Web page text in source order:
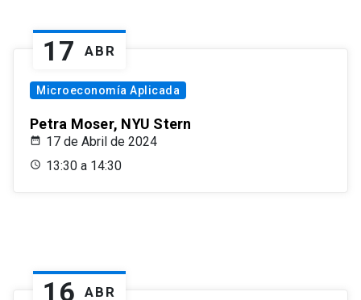
17 ABR
Microeconomía Aplicada
Petra Moser, NYU Stern
17 de Abril de 2024
13:30 a 14:30
16 ABR